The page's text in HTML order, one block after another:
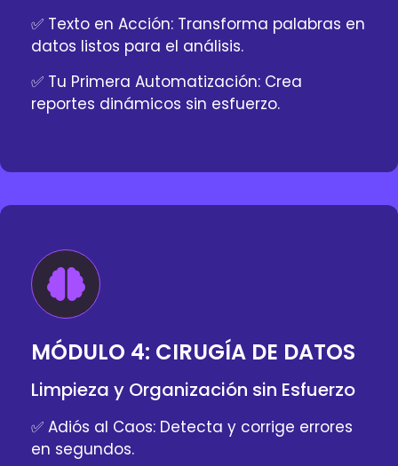
✅ Texto en Acción: Transforma palabras en
datos listos para el análisis.
✅ Tu Primera Automatización: Crea
reportes dinámicos sin esfuerzo.
MÓDULO 4: CIRUGÍA DE DATOS
Limpieza y Organización sin Esfuerzo
✅ Adiós al Caos: Detecta y corrige errores
en segundos.